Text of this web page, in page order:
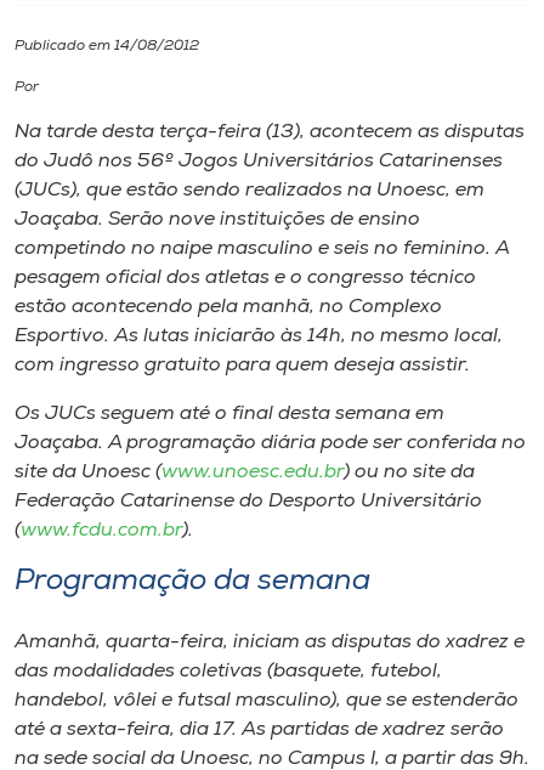
Cultura
CPA
Biblioteca
Editora
Rádio
Museu
Unoesc
Selecione
o idioma
Publicado em 14/08/2012
Por
Na tarde desta terça-feira (13), acontecem as disputas
do Judô nos 56º Jogos Universitários Catarinenses
(JUCs), que estão sendo realizados na Unoesc, em
Joaçaba. Serão nove instituições de ensino
competindo no naipe masculino e seis no feminino. A
pesagem oficial dos atletas e o congresso técnico
estão acontecendo pela manhã, no Complexo
Esportivo. As lutas iniciarão às 14h, no mesmo local,
com ingresso gratuito para quem deseja assistir.
Os JUCs seguem até o final desta semana em
Joaçaba. A programação diária pode ser conferida no
site da Unoesc (www.unoesc.edu.br) ou no site da
Federação Catarinense do Desporto Universitário
(www.fcdu.com.br).
Programação da semana
Amanhã, quarta-feira, iniciam as disputas do xadrez e
das modalidades coletivas (basquete, futebol,
handebol, vôlei e futsal masculino), que se estenderão
até a sexta-feira, dia 17. As partidas de xadrez serão
na sede social da Unoesc, no Campus I, a partir das 9h.